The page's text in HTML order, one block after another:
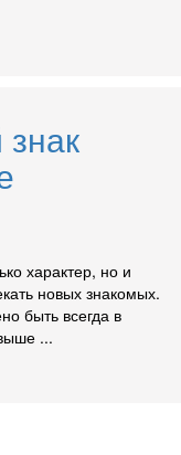
характер, но и
новых знакомых.
быть всегда в
...